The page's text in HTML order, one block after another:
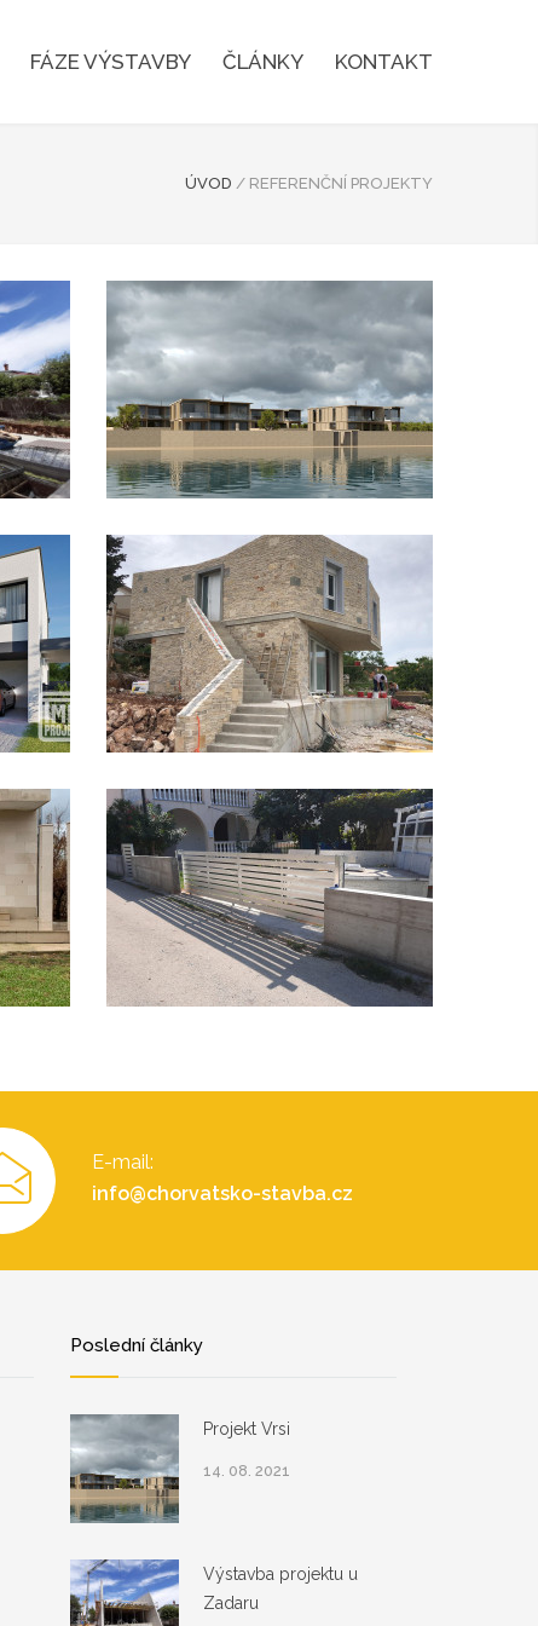
FÁZE VÝSTAVBY ČLÁNKY KONTAKT
ÚVOD / REFERENČNÍ PROJEKTY
Projekt Vrsi
UKÁZAT PROJEKT
Vila na ostrově
UKÁZAT PROJEKT
Dům Vir
UKÁZAT PROJEKT
E-mail:
info@chorvatsko-stavba.cz
Poslední články
Projekt Vrsi
14. 08. 2021
Výstavba projektu u
Zadaru